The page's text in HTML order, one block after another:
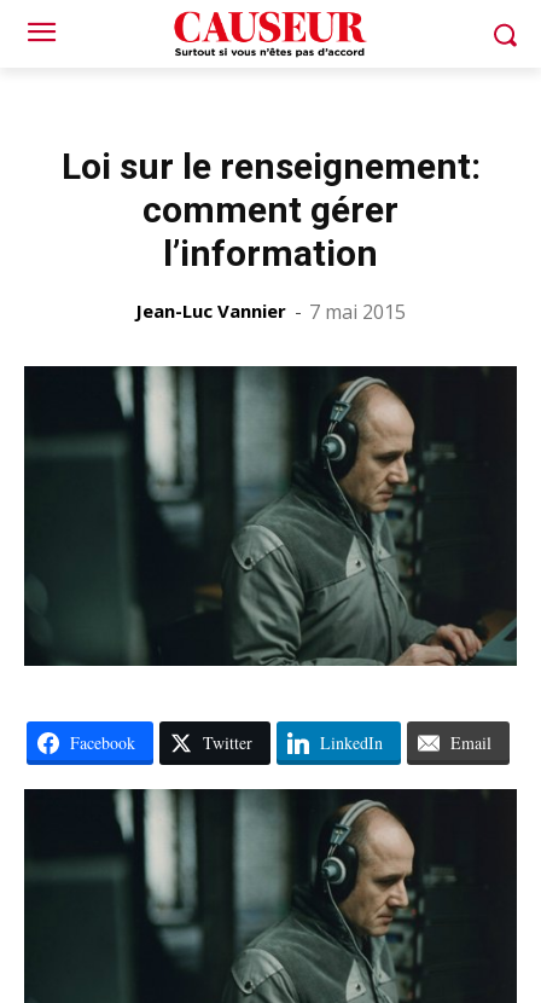
Loi sur le renseignement:
comment gérer
l’information
Jean-Luc Vannier - 7 mai 2015
Facebook Twitter LinkedIn Email